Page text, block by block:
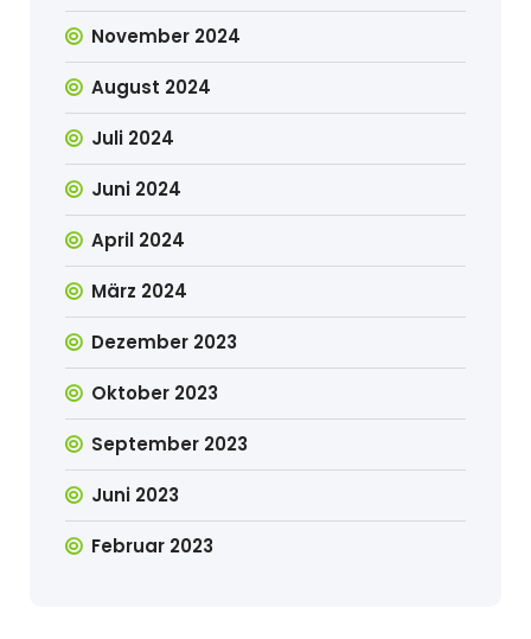
November 2024
August 2024
Juli 2024
Juni 2024
April 2024
März 2024
Dezember 2023
Oktober 2023
September 2023
Juni 2023
Februar 2023